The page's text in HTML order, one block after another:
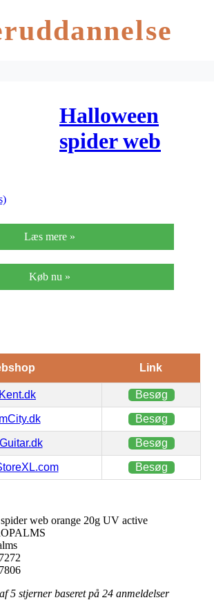
Halloween
spider web
Læs mere »
Køb nu »
Link
Besøg
Besøg
Besøg
Besøg
web orange 20g UV active
5 stjerner baseret på 24 anmeldelser